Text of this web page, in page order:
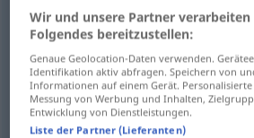
Trinkspruchm toastavant de boire
Toastm toastavant de boire
Wir und unsere Partner verarbeiten
Folgendes bereitzustellen:
Genaue Geolocation-Daten verwenden.
Identifikation aktiv abfragen. Speichern von
Informationen auf einem Gerät.
Messung von Werbung und Inhalten,
Entwicklung von Dienstleistungen.
Liste der Partner (Lieferanten)